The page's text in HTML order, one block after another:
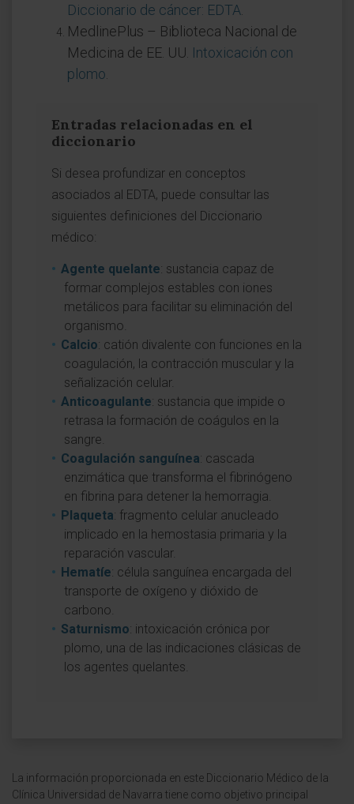
Diccionario de cáncer: EDTA
MedlinePlus – Biblioteca Nacional de
Medicina de EE. UU. Intoxicación con
plomo
Entradas relacionadas en el
diccionario
Si desea profundizar en conceptos
asociados al EDTA, puede consultar las
siguientes definiciones del Diccionario
médico:
Agente quelante: sustancia capaz de
formar complejos estables con iones
metálicos para facilitar su eliminación del
organismo.
Calcio: catión divalente con funciones en la
coagulación, la contracción muscular y la
señalización celular.
Anticoagulante: sustancia que impide o
retrasa la formación de coágulos en la
sangre.
Coagulación sanguínea: cascada
enzimática que transforma el fibrinógeno
en fibrina para detener la hemorragia.
Plaqueta: fragmento celular anucleado
implicado en la hemostasia primaria y la
reparación vascular.
Hematíe: célula sanguínea encargada del
transporte de oxígeno y dióxido de
carbono.
Saturnismo: intoxicación crónica por
plomo, una de las indicaciones clásicas de
los agentes quelantes.
La información proporcionada en este Diccionario Médico de la
Clínica Universidad de Navarra tiene como objetivo principal